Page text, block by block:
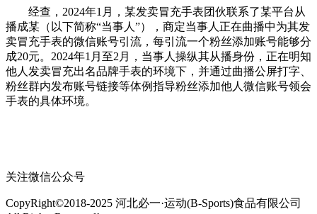
经查，2024年1月，某发卖冒充手表团伙联系了某平台从
播成某（以下简称“当事人”），商定当事人正在曲播中为其发
卖冒充手表的微信账号引流，每引流一个粉丝添加账号能够分
成20元。2024年1月至2月，当事人操纵其从播身份，正在明知
他人发卖冒充出名品牌手表的环境下，并通过曲播公屏打字、
粉丝群内发布账号链接等体例指导粉丝添加他人微信账号领会
手表的具体环境。
关注微信公众号
CopyRight©2018-2025 河北必一·运动(B-Sports)食品有限公司